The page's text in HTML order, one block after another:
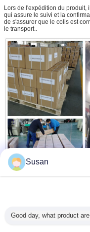
Lors de l'expédition du produit,
qui assure le suivi et la
de s'assurer que le colis est
le transport..
Susan
Good day, what product